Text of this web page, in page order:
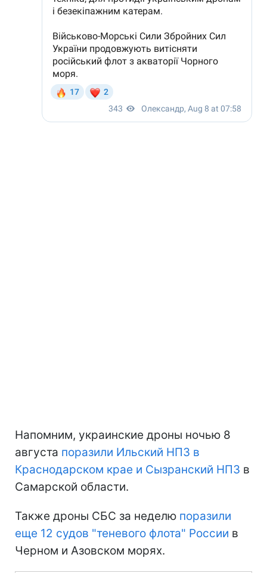
Напомним, украинские дроны ночью 8
августа поразили Ильский НПЗ в
Краснодарском крае и Сызранский НПЗ в
Самарской области.
Также дроны СБС за неделю поразили
еще 12 судов "теневого флота" России в
Черном и Азовском морях.